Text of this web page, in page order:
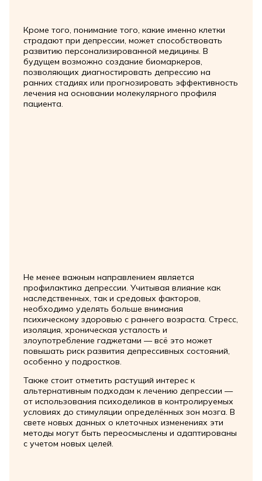
Кроме того, понимание того, какие именно клетки
страдают при депрессии, может способствовать
развитию персонализированной медицины. В
будущем возможно создание биомаркеров,
позволяющих диагностировать депрессию на
ранних стадиях или прогнозировать эффективность
лечения на основании молекулярного профиля
пациента.
Не менее важным направлением является
профилактика депрессии. Учитывая влияние как
наследственных, так и средовых факторов,
необходимо уделять больше внимания
психическому здоровью с раннего возраста. Стресс,
изоляция, хроническая усталость и
злоупотребление гаджетами — всё это может
повышать риск развития депрессивных состояний,
особенно у подростков.
Также стоит отметить растущий интерес к
альтернативным подходам к лечению депрессии —
от использования психоделиков в контролируемых
условиях до стимуляции определённых зон мозга. В
свете новых данных о клеточных изменениях эти
методы могут быть переосмыслены и адаптированы
с учетом новых целей.